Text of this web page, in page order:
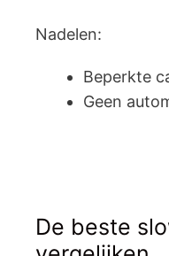
Nadelen:
Beperkte
Geen
De beste